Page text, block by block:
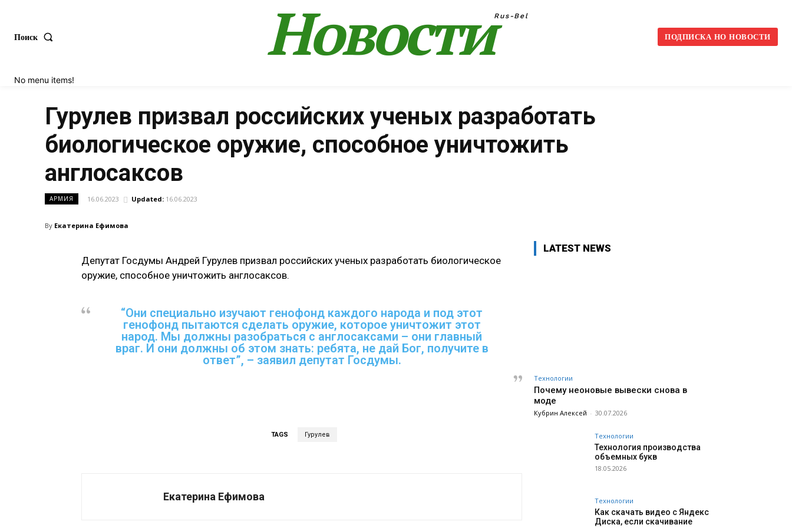
Поиск НовостиRus-Bel
ПОДПИСКА НО НОВОСТИ
No menu items!
Гурулев призвал российских ученых разработать
биологическое оружие, способное уничтожить
англосаксов
АРМИЯ 16.06.2023 Updated: 16.06.2023
By Екатерина Ефимова
Депутат Госдумы Андрей Гурулев призвал российских ученых разработать биологическое
оружие, способное уничтожить англосаксов.
“Они специально изучают генофонд каждого народа и под этот
генофонд пытаются сделать оружие, которое уничтожит этот
народ. Мы должны разобраться с англосаксами – они главный
враг. И они должны об этом знать: ребята, не дай Бог, получите в
ответ”, – заявил депутат Госдумы.
TAGS Гурулев
Екатерина Ефимова
LATEST NEWS
Технологии
Почему неоновые вывески снова в
моде
Кубрин Алексей - 30.07.2026
Технологии
Технология производства
объемных букв
18.05.2026
Технологии
Как скачать видео с Яндекс
Диска, если скачивание